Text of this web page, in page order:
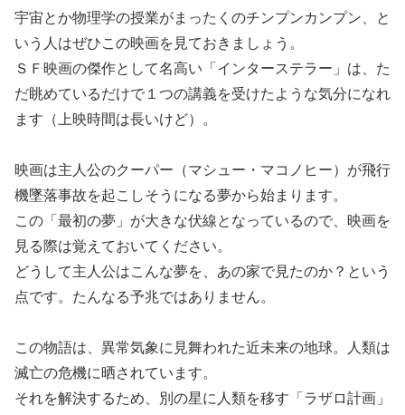
宇宙とか物理学の授業がまったくのチンプンカンプン、と
いう人はぜひこの映画を見ておきましょう。
ＳＦ映画の傑作として名高い「インターステラー」は、た
だ眺めているだけで１つの講義を受けたような気分になれ
ます（上映時間は長いけど）。
映画は主人公のクーパー（マシュー・マコノヒー）が飛行
機墜落事故を起こしそうになる夢から始まります。
この「最初の夢」が大きな伏線となっているので、映画を
見る際は覚えておいてください。
どうして主人公はこんな夢を、あの家で見たのか？という
点です。たんなる予兆ではありません。
この物語は、異常気象に見舞われた近未来の地球。人類は
滅亡の危機に晒されています。
それを解決するため、別の星に人類を移す「ラザロ計画」